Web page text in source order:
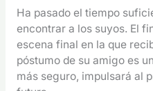
Ha pasado el tiempo
encontrar a los suyos. El
escena final en la que
póstumo de su amigo es
más seguro, impulsará al